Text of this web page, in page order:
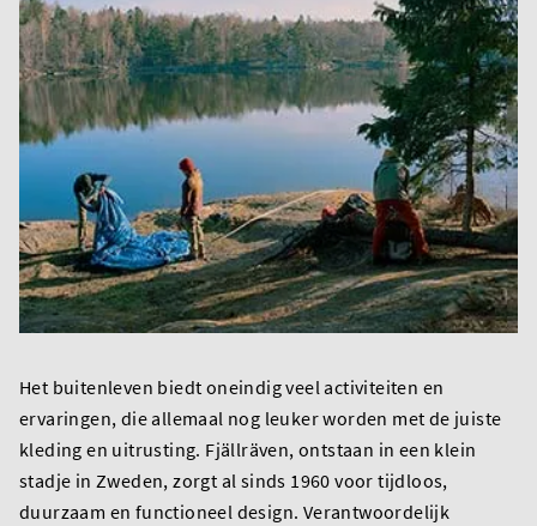
Het buitenleven biedt oneindig veel activiteiten en
ervaringen, die allemaal nog leuker worden met de juiste
kleding en uitrusting. Fjällräven, ontstaan in een klein
stadje in Zweden, zorgt al sinds 1960 voor tijdloos,
duurzaam en functioneel design. Verantwoordelijk